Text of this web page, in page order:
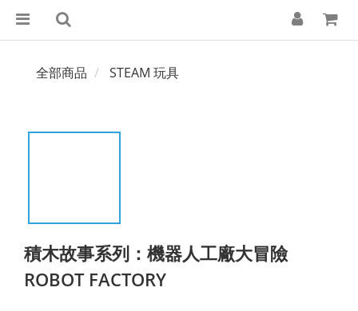
全部商品 STEAM 玩具
積木故事系列：機器人工廠大冒險
ROBOT FACTORY